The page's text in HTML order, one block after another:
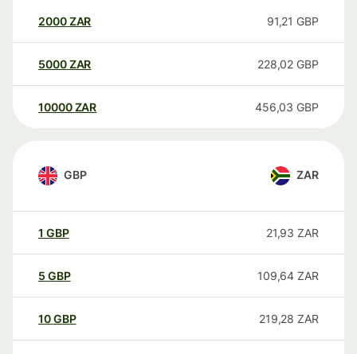
2000ZAR 91,21 GBP
5000ZAR 228,02 GBP
10000 ZAR 456,03 GBP
GBP ZAR
1 GBP 21,93 ZAR
5 GBP 109,64 ZAR
10GBP 219,28 ZAR